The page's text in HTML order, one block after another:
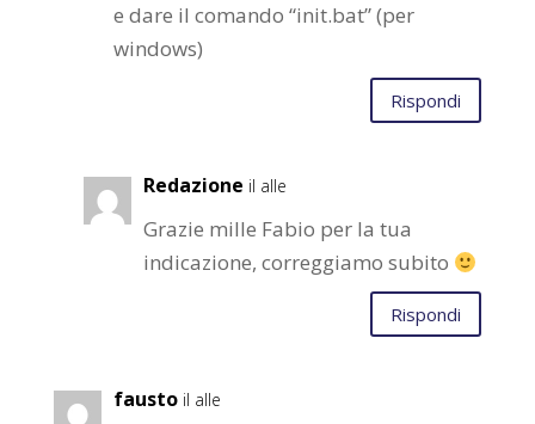
e dare il comando “init.bat” (per
windows)
Rispondi
Redazione il alle
Grazie mille Fabio per la tua
indicazione, correggiamo subito
Rispondi
fausto il alle